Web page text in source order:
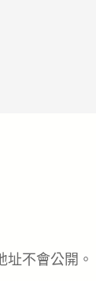
不會公開。